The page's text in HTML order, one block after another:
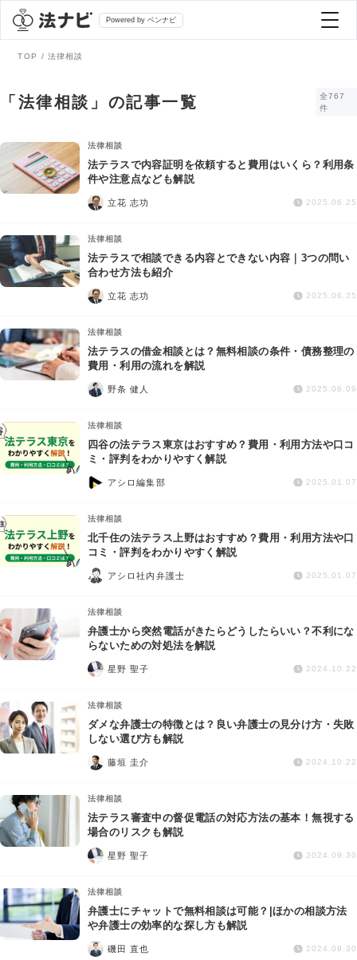
Powered by ベンナビ
全て
法律相談
債務整理
交通事故
労働問題
債権回収
IT・ネット
資金調達
企業法務
弁護士を探す
おすすめ弁護士診断
AI Search Premium
掲載をご検討の弁護士の方へ
TOP 法律相談
「法律相談」の記事一覧
全767
件
法律相談
法テラスで内容証明を依頼すると費用はいくら？利用条
件や注意点なども解説
立花 志功 2025.06.25
法律相談
法テラスで相談できる内容とできない内容｜3つの問い
合わせ方法も紹介
立花 志功 2025.06.25
法律相談
法テラスの借金相談とは？無料相談の条件・債務整理の
費用・利用の流れを解説
野条 健人 2025.06.09
法律相談
四谷の法テラス東京はおすすめ？費用・利用方法や口コ
ミ・評判をわかりやすく解説
アシロ編集部 2025.01.07
法律相談
北千住の法テラス上野はおすすめ？費用・利用方法や口
コミ・評判をわかりやすく解説
アシロ社内弁護士 2025.01.07
法律相談
弁護士から突然電話がきたらどうしたらいい？不利にな
らないための対処法を解説
星野 聖子 2024.10.22
法律相談
ダメな弁護士の特徴とは？良い弁護士の見分け方・失敗
しない選び方も解説
藤垣 圭介 2024.10.22
法律相談
法テラス審査中の督促電話の対応方法の基本！無視する
場合のリスクも解説
星野 聖子 2024.09.30
法律相談
弁護士にチャットで無料相談は可能？|ほかの相談方法
や弁護士の効率的な探し方も解説
磯田 直也 2024.09.30